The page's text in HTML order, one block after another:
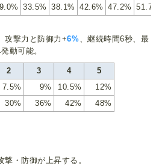
33.5% 38.1% 42.6% 47.2%
攻撃力と防御力+6%、継続時間6秒、最
動可能。
2 3 4
5
7.5% 9% 10.5%
12%
30% 36% 42% 48%
・防御が上昇する。